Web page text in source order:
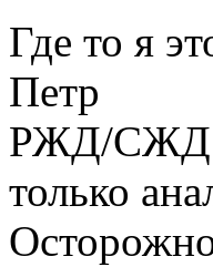
Где то я
Петр
РЖД/СЖД
только